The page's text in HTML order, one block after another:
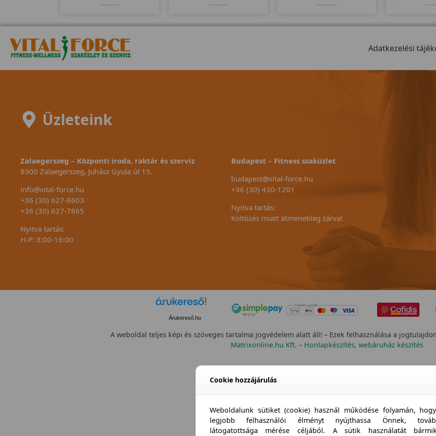
Kitűnően alkalmas erőltetett
biciklizésre, szabadon futó
meghajtó rendszerét.
év garancia!
különböző "állomásokat" a
állítható
Adatkezelési
Üzleteink
Zalaegerszeg – Központi iroda, raktár és szerviz
8900 Zalaegerszeg, Juhász Gyula út 15.
info@vital-force.hu
+36 (30) 627-8603
+36 (30) 627-7865
Nyitva tartás:
H-P: 8:00-16:00
Budapest – Fitness szaküzlet
budapest@vital-force.hu
+36 (30) 430-1201
Nyitva tartás:
Költözés miatt átmenetileg zárva!
Árukereső.hu
A weboldal teljes képi és szöveges tartalma jogvédelem alatt áll! – Ezek felhasználása a
Matrixonline.hu Kft. – Honlapkészítés, webáruház készítés
Cookie hozzájárulás
Weboldalunk sütiket (cookie) használ működése folyamán,
legjobb felhasználói élményt nyújthassa Önnek,
látogatottsága mérése céljából. A sütik használatát